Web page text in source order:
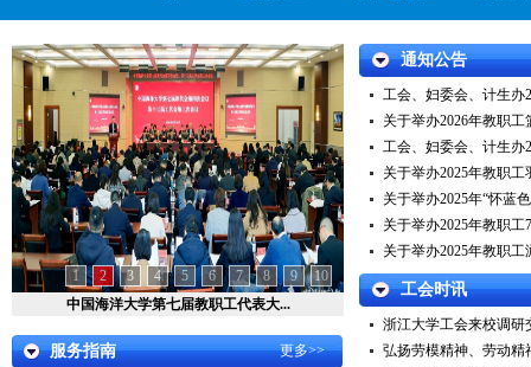
1 2 3 4 5 6 7 8 9
10
中国海洋大学第七届教职工代表大...
服务指南 更多>>
通知公告
工会、妇委会、计生办
关于举办2026年教职工
工会、妇委会、计生办
关于举办2025年教职
关于举办2025年“怀蓝
关于举办2025年教职
关于举办2025年教职
工会时讯
浙江大学工会来校调研
弘扬劳模精神、劳动精